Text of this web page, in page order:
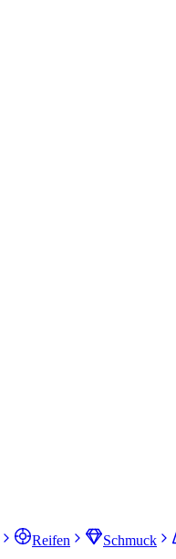
Reifen Schmuck